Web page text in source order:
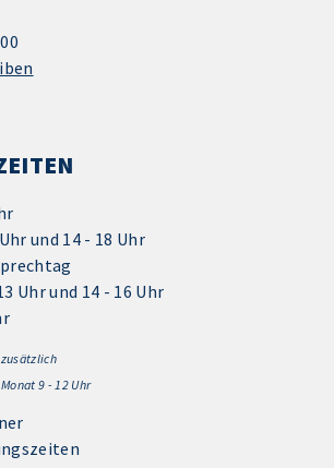
und 14 - 18 Uhr
Uhr und 14 - 16 Uhr
9 - 12 Uhr